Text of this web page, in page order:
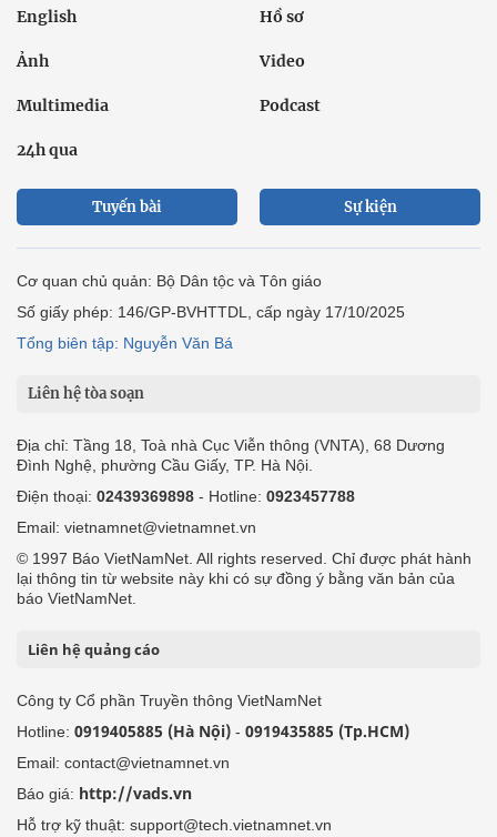
English Hồ sơ
Ảnh Video
Multimedia Podcast
24h qua
Tuyến bài Sự kiện
Cơ quan chủ quản: Bộ Dân tộc và Tôn giáo
Số giấy phép: 146/GP-BVHTTDL, cấp ngày 17/10/2025
Tổng biên tập: Nguyễn Văn Bá
Liên hệ tòa soạn
Địa chỉ: Tầng 18, Toà nhà Cục Viễn thông (VNTA), 68 Dương
Đình Nghệ, phường Cầu Giấy, TP. Hà Nội.
Điện thoại: 02439369898 - Hotline: 0923457788
Email: vietnamnet@vietnamnet.vn
© 1997 Báo VietNamNet. All rights reserved. Chỉ được phát hành
lại thông tin từ website này khi có sự đồng ý bằng văn bản của
báo VietNamNet.
Liên hệ quảng cáo
Công ty Cổ phần Truyền thông VietNamNet
Hotline: 0919405885 (Hà Nội) - 0919435885 (Tp.HCM)
Email: contact@vietnamnet.vn
Báo giá: http://vads.vn
Hỗ trợ kỹ thuật: support@tech.vietnamnet.vn